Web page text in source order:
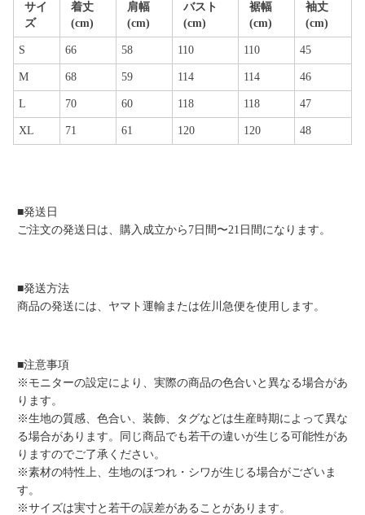
サイ
ズ
着丈
(cm)
肩幅
(cm)
バスト
(cm)
裾幅
(cm)
袖丈
(cm)
S 66 58 110 110 45
M 68 59 114 114 46
L 70 60 118 118 47
XL 71 61 120 120 48
■発送日
ご注文の発送日は、購入成立から7日間〜21日間になります。
■発送方法
商品の発送には、ヤマト運輸または佐川急便を使用します。
■注意事項
※モニターの設定により、実際の商品の色合いと異なる場合があ
ります。
※生地の質感、色合い、装飾、タグなどは生産時期によって異な
る場合があります。同じ商品でも若干の違いが生じる可能性があ
りますのでご了承ください。
※素材の特性上、生地のほつれ・シワが生じる場合がございま
す。
※サイズは実寸と若干の誤差があることがあります。